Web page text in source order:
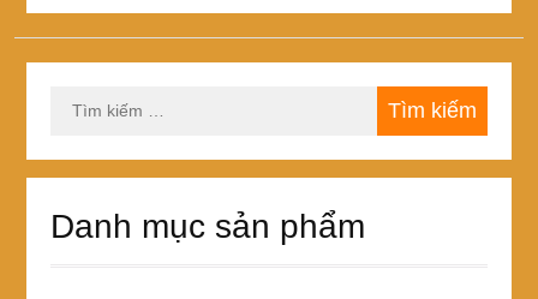
kiếm
Danh mục sản phẩm